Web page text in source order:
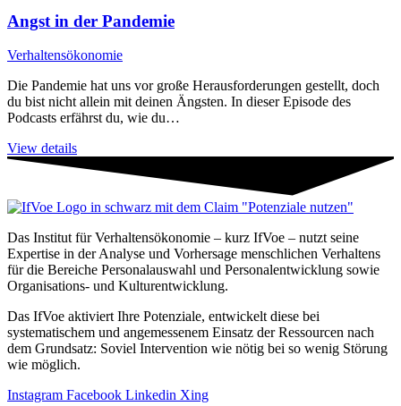
Angst in der Pandemie
Verhaltensökonomie
Die Pandemie hat uns vor große Herausforderungen gestellt, doch
du bist nicht allein mit deinen Ängsten. In dieser Episode des
Podcasts erfährst du, wie du…
View details
Das Institut für Verhaltensökonomie – kurz IfVoe – nutzt seine
Expertise in der Analyse und Vorhersage menschlichen Verhaltens
für die Bereiche Personal­auswahl und Personal­entwicklung sowie
Organisations- und Kultur­entwicklung.
Das IfVoe aktiviert Ihre Potenziale, entwickelt diese bei
systematischem und angemessenem Einsatz der Ressourcen nach
dem Grundsatz: Soviel Intervention wie nötig bei so wenig Störung
wie möglich.
Instagram Facebook Linkedin Xing